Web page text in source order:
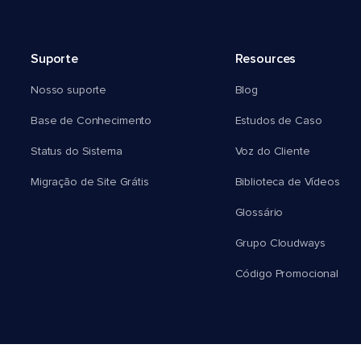
Suporte
Nosso suporte
Base de Conhecimento
Status do Sistema
Migração de Site Grátis
Resources
Blog
Estudos de Caso
Voz do Cliente
Biblioteca de Vídeos
Glossário
Grupo Cloudways
Código Promocional